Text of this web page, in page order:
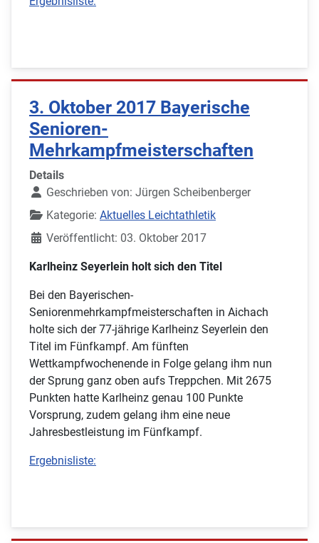
3. Oktober 2017 Bayerische
Senioren-
Mehrkampfmeisterschaften
Details
Geschrieben von: Jürgen Scheibenberger
Kategorie: Aktuelles Leichtathletik
Veröffentlicht: 03. Oktober 2017
Karlheinz Seyerlein holt sich den Titel
Bei den Bayerischen-
Seniorenmehrkampfmeisterschaften in Aichach
holte sich der 77-jährige Karlheinz Seyerlein den
Titel im Fünfkampf. Am fünften
Wettkampfwochenende in Folge gelang ihm nun
der Sprung ganz oben aufs Treppchen. Mit 2675
Punkten hatte Karlheinz genau 100 Punkte
Vorsprung, zudem gelang ihm eine neue
Jahresbestleistung im Fünfkampf.
Ergebnisliste: